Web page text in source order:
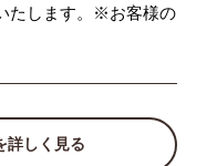
たします。※お客様の
詳しく見る